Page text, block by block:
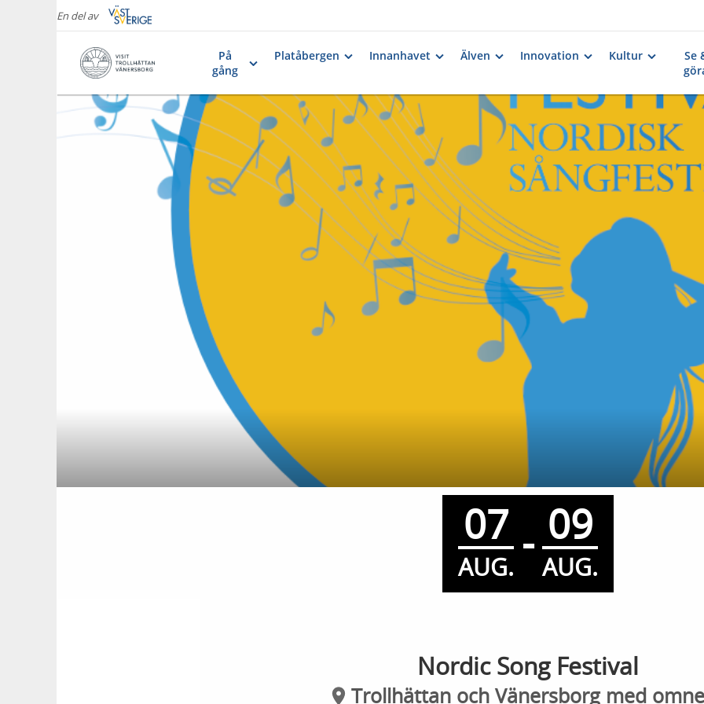
En del av
På
gång
Platåbergen Innanhavet Älven Innovation Kultur
Se
07
AUG. - 09
AUG.
Nordic Song Festival
Trollhättan och Vänersborg med